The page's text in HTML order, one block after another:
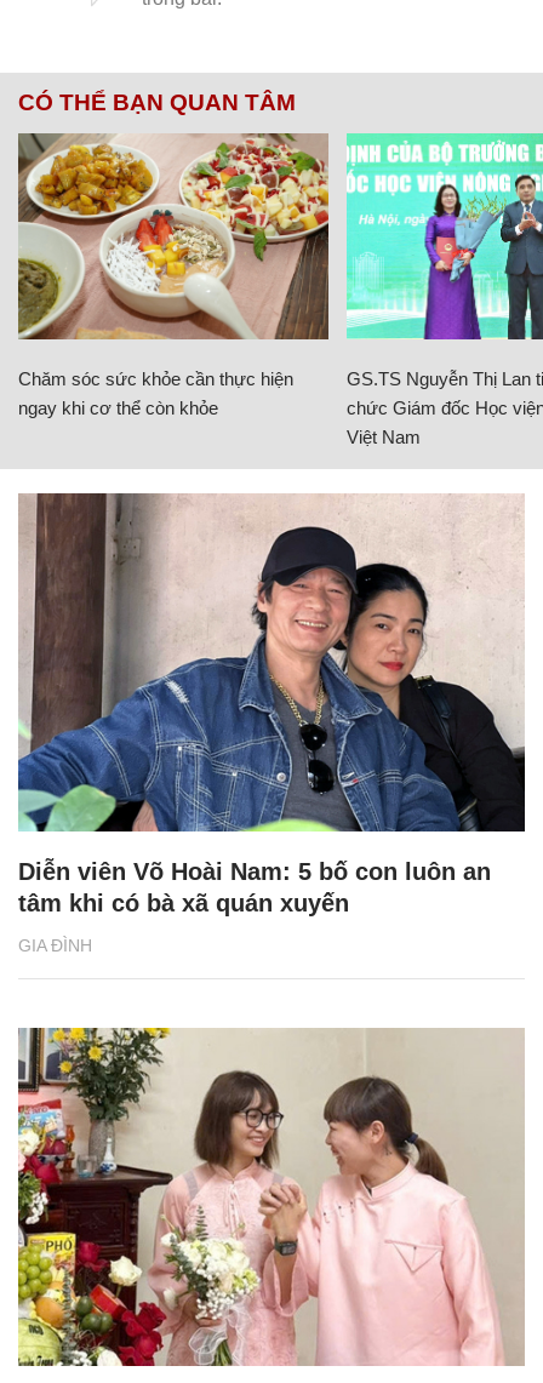
CÓ THỂ BẠN QUAN TÂM
Chăm sóc sức khỏe cần thực hiện
ngay khi cơ thể còn khỏe
GS.TS Nguyễn Thị Lan
chức Giám đốc Học
Việt Nam
GIA ĐÌNH
Diễn viên Võ Hoài Nam: 5 bố con luôn an
tâm khi có bà xã quán xuyến